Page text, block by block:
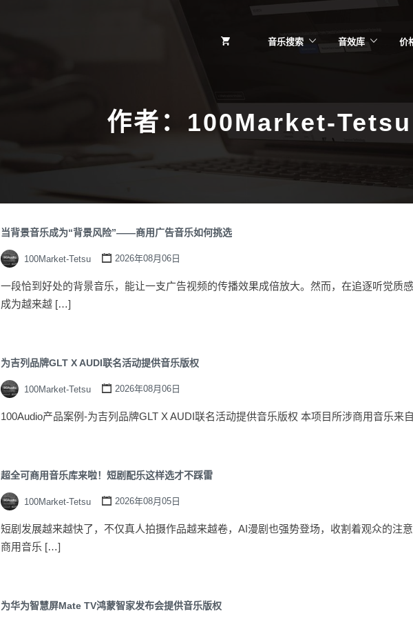
音乐搜索 音效库 价
作者： 100Market-Tetsu
当背景音乐成为“背景风险”——商用广告音乐如何挑选
100Market-Tetsu 2026年08月06日
一段恰到好处的背景音乐，能让一支广告视频的传播效果成倍放大。然而，在追逐听觉质
成为越来越 […]
为吉列品牌GLT X AUDI联名活动提供音乐版权
100Market-Tetsu 2026年08月06日
100Audio产品案例-为吉列品牌GLT X AUDI联名活动提供音乐版权 本项目所涉商用音乐来
超全可商用音乐库来啦！短剧配乐这样选才不踩雷
100Market-Tetsu 2026年08月05日
短剧发展越来越快了，不仅真人拍摄作品越来越卷，AI漫剧也强势登场，收割着观众的注
商用音乐 […]
为华为智慧屏Mate TV鸿蒙智家发布会提供音乐版权